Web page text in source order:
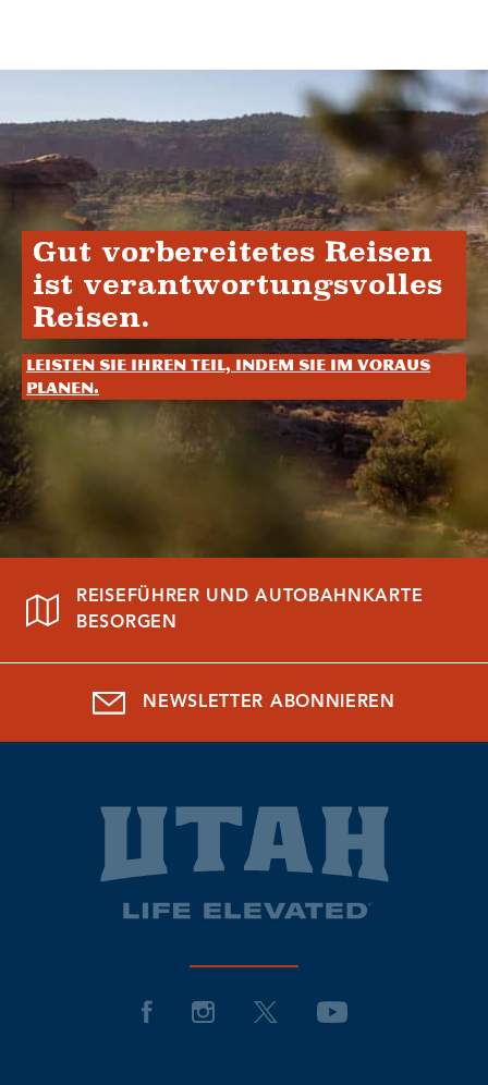
Gut vorbereitetes Reisen
ist verantwortungsvolles
Reisen.
Leisten Sie Ihren Teil, indem Sie im Voraus
planen.
REISEFÜHRER UND AUTOBAHNKARTE
BESORGEN
NEWSLETTER ABONNIEREN